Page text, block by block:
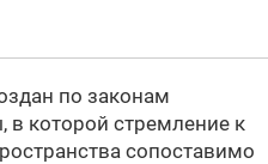
по законам
в которой стремление к
сопоставимо